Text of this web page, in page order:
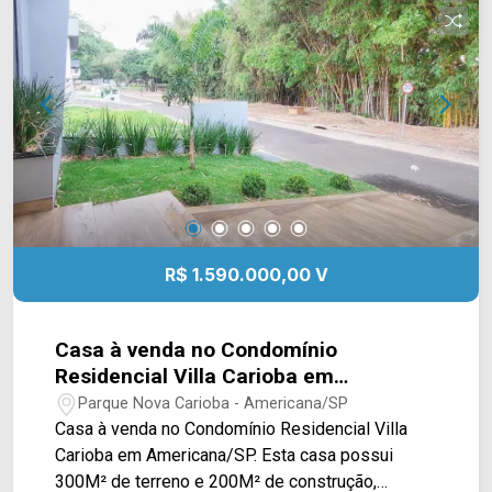
Municipal, restaurantes e fácil acesso a cidade
de Nova Odessa. Entre em contato com a equipe
da Arbix Imóveis e agende a sua visita!!
WhatsApp e Telefone: (19) 3475-4546 ARBIX
IMÓVEIS - Presente em cada mudança!
R$ 1.590.000,00 V
Casa à venda no Condomínio
Residencial Villa Carioba em
Americana/SP
Parque Nova Carioba - Americana/SP
Casa à venda no Condomínio Residencial Villa
Carioba em Americana/SP. Esta casa possui
300M² de terreno e 200M² de construção,